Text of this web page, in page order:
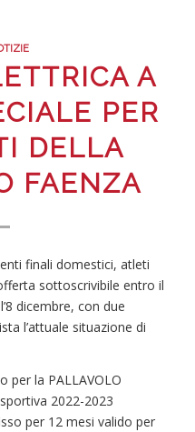
A
PER
DELLA
FAENZA
finali domestici, atleti
sottoscrivibile entro il
dicembre, con due
l’attuale situazione di
per la PALLAVOLO
2022-2023
per 12 mesi valido per